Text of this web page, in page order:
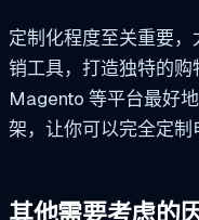
定制化程度至关重要
销工具，打造独特的
Magento 等平台最好
架，让你可以完全定制